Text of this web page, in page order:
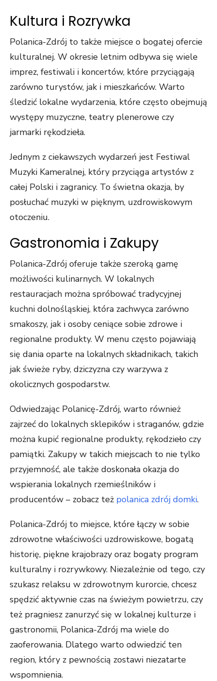
Kultura i Rozrywka
Polanica-Zdrój to także miejsce o bogatej ofercie
kulturalnej. W okresie letnim odbywa się wiele
imprez, festiwali i koncertów, które przyciągają
zarówno turystów, jak i mieszkańców. Warto
śledzić lokalne wydarzenia, które często obejmują
występy muzyczne, teatry plenerowe czy
jarmarki rękodzieła.
Jednym z ciekawszych wydarzeń jest Festiwal
Muzyki Kameralnej, który przyciąga artystów z
całej Polski i zagranicy. To świetna okazja, by
posłuchać muzyki w pięknym, uzdrowiskowym
otoczeniu.
Gastronomia i Zakupy
Polanica-Zdrój oferuje także szeroką gamę
możliwości kulinarnych. W lokalnych
restauracjach można spróbować tradycyjnej
kuchni dolnośląskiej, która zachwyca zarówno
smakoszy, jak i osoby ceniące sobie zdrowe i
regionalne produkty. W menu często pojawiają
się dania oparte na lokalnych składnikach, takich
jak świeże ryby, dziczyzna czy warzywa z
okolicznych gospodarstw.
Odwiedzając Polanicę-Zdrój, warto również
zajrzeć do lokalnych sklepików i straganów, gdzie
można kupić regionalne produkty, rękodzieło czy
pamiątki. Zakupy w takich miejscach to nie tylko
przyjemność, ale także doskonała okazja do
wspierania lokalnych rzemieślników i
producentów – zobacz też polanica zdrój domki.
Polanica-Zdrój to miejsce, które łączy w sobie
zdrowotne właściwości uzdrowiskowe, bogatą
historię, piękne krajobrazy oraz bogaty program
kulturalny i rozrywkowy. Niezależnie od tego, czy
szukasz relaksu w zdrowotnym kurorcie, chcesz
spędzić aktywnie czas na świeżym powietrzu, czy
też pragniesz zanurzyć się w lokalnej kulturze i
gastronomii, Polanica-Zdrój ma wiele do
zaoferowania. Dlatego warto odwiedzić ten
region, który z pewnością zostawi niezatarte
wspomnienia.